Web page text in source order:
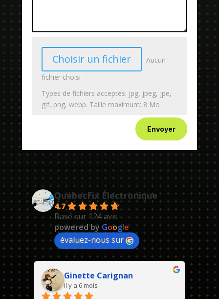
Choisir un fichier
Aucun
fichier choisi
Types de fichiers acceptés: jpg, jpeg, jpe,
gif, png, webp. Taille maximum: 8 Mo
Envoyer
QuébecFix Électronique
4.7
Basé sur 124 avis
powered by Google
évaluez-nous sur
Ginette Carignan
il y a 6 mois